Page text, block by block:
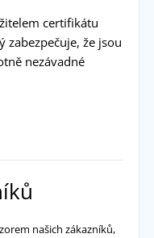
certifikátu
zabezpečuje, že jsou
nezávadné
našich zákazníků,